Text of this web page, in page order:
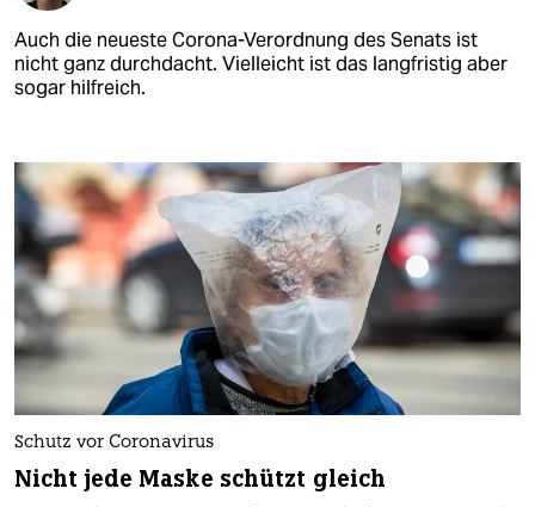
Auch die neueste Corona-Verordnung des Senats ist
nicht ganz durchdacht. Vielleicht ist das langfristig aber
sogar hilfreich.
Schutz vor Coronavirus
Nicht jede Maske schützt gleich